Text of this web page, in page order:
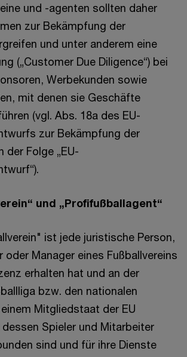
und -agenten sollten daher
zur Bekämpfung der
und unter anderem eine
(„Customer Due Diligence“) bei
Werbekunden sowie
mit denen sie Geschäfte
(vgl. Abs. 18a des EU-
zur Bekämpfung der
der Folge „EU-
und „Profifußballagent“
ist jede juristische Person,
oder Manager eines Fußballvereins
erhalten hat und an der
bzw. den nationalen
Mitgliedstaat der EU
Spieler und Mitarbeiter
sind und für ihre Dienste